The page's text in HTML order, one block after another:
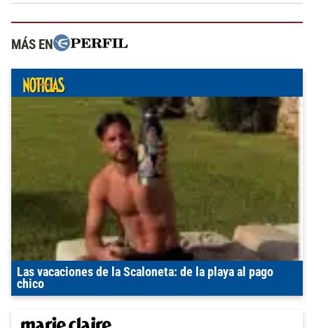
MÁS EN
Las vacaciones de la Scaloneta: de la playa al pago
chico